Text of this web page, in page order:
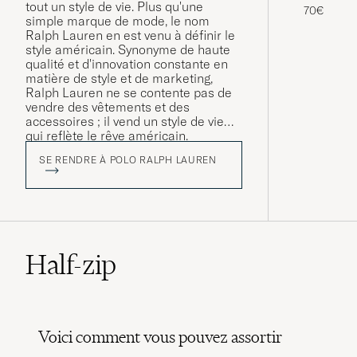
tout un style de vie. Plus qu'une
simple marque de mode, le nom
Ralph Lauren en est venu à définir le
style américain. Synonyme de haute
qualité et d'innovation constante en
matière de style et de marketing,
Ralph Lauren ne se contente pas de
vendre des vêtements et des
accessoires ; il vend un style de vie
qui reflète le rêve américain.
SE RENDRE À POLO RALPH LAUREN
70€
Half-zip
Voici comment vous pouvez assortir